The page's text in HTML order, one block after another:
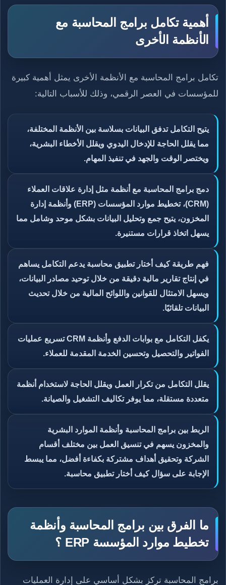
أهمية تكامل برامج المحاسبة مع
الأنظمة الأخرى
تكامل برامج المحاسبة مع الأنظمة الأخرى يمثل أهمية كبيرة
للمؤسسات في العصر الرقمي، وذلك للأسباب التالية:
يتيح التكامل تدفق البيانات بسلاسة بين الأنظمة المختلفة،
مما يقلل الحاجة للإدخال اليدوي ويقلل الأخطاء البشرية،
ويختصر الوقت والجهد في تنفيذ المهام.
دمج برامج المحاسبة مع أنظمة مثل إدارة علاقات العملاء
(CRM)، تخطيط موارد المؤسسات (ERP) وأنظمة إدارة
المخزون، يتيح جمع وتحليل البيانات بشكل موحد وشامل مما
يسهل اتخاذ قرارات مستنيرة.
فهم طريقة كيف أختار تطبيق محاسبة يدعم التكامل يساهم
في إنتاج تقارير مالية دقيقة من خلال توحيد مصادر البيانات،
ويسهل الامتثال للقوانين واللوائح المالية من خلال تحديث
البيانات تلقائيًا.
يكفل التكامل مع بوابات الدفع وأنظمة CRM تسريع عمليات
الفواتير والتحصيل وتحسين الخدمة المقدمة للعملاء.
يقلل التكامل من تكرار العمل ويقلل الحاجة لاستخدام أنظمة
متعددة مستقلة، مما يوفر تكاليف التشغيل والصيانة.
الربط بين برامج المحاسبة وأنظمة الموارد البشرية
والمخزون يسهم في تنسيق العمل بين مختلف أقسام
الشركة وتحقيق أهداف مشتركة بكفاءة أفضل، مما يبسط
الإجابة على سؤال كيف أختار تطبيق محاسبة.
ما الفرق بين برامج المحاسبة وأنظمة
تخطيط موارد المؤسسة ERP ؟
برامج المحاسبة تركز بشكل أساسي على إدارة العمليات